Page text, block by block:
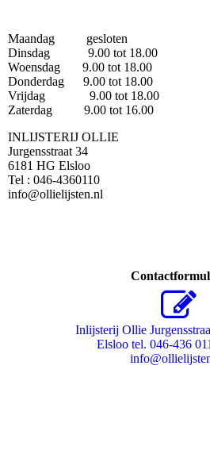
Maandag gesloten
Dinsdag 9.00 tot 18.00
Woensdag 9.00 tot 18.00
Donderdag 9.00 tot 18.00
Vrijdag 9.00 tot 18.00
Zaterdag 9.00 tot 16.00
INLIJSTERIJ OLLIE
Jurgensstraat 34
6181 HG Elsloo
Tel : 046-4360110
info@ollielijsten.nl
Inlijsterij Ollie
Elsloo tel. 046-436